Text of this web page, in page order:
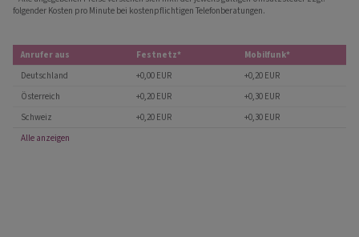
folgender Kosten pro Minute bei kostenpflichtigen Telefonberatungen.
Anrufer aus Festnetz*
Mobilfunk*
Deutschland
+0,00 EUR
+0,20 EUR
Österreich
+0,20 EUR
+0,30 EUR
Schweiz
+0,20 EUR
+0,30 EUR
Alle anzeigen